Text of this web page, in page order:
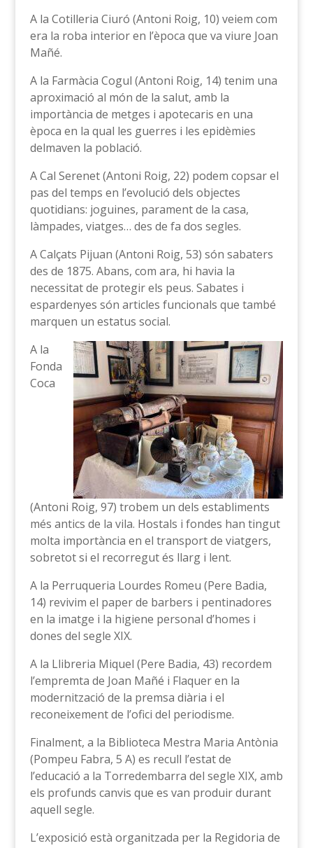
A la Cotilleria Ciuró (Antoni Roig, 10) veiem com
era la roba interior en l’època que va viure Joan
Mañé.
A la Farmàcia Cogul (Antoni Roig, 14) tenim una
aproximació al món de la salut, amb la
importància de metges i apotecaris en una
època en la qual les guerres i les epidèmies
delmaven la població.
A Cal Serenet (Antoni Roig, 22) podem copsar el
pas del temps en l’evolució dels objectes
quotidians: joguines, parament de la casa,
làmpades, viatges… des de fa dos segles.
A Calçats Pijuan (Antoni Roig, 53) són sabaters
des de 1875. Abans, com ara, hi havia la
necessitat de protegir els peus. Sabates i
espardenyes són articles funcionals que també
marquen un estatus social.
A la
Fonda
Coca
(Antoni Roig, 97) trobem un dels establiments
més antics de la vila. Hostals i fondes han tingut
molta importància en el transport de viatgers,
sobretot si el recorregut és llarg i lent.
A la Perruqueria Lourdes Romeu (Pere Badia,
14) revivim el paper de barbers i pentinadores
en la imatge i la higiene personal d’homes i
dones del segle XIX.
A la Llibreria Miquel (Pere Badia, 43) recordem
l’empremta de Joan Mañé i Flaquer en la
modernització de la premsa diària i el
reconeixement de l’ofici del periodisme.
Finalment, a la Biblioteca Mestra Maria Antònia
(Pompeu Fabra, 5 A) es recull l’estat de
l’educació a la Torredembarra del segle XIX, amb
els profunds canvis que es van produir durant
aquell segle.
L’exposició està organitzada per la Regidoria de